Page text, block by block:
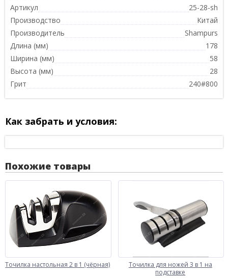
Артикул
25-28-sh
Производство
Китай
Производитель
Shampurs
Длина (мм)
178
Ширина (мм)
58
Высота (мм)
28
Грит
240#800
Как забрать и условия:
Похожие товары
Точилка настольная 2 в 1 (чёрная)
Точилка для ножей 3 в 1 на
подставке